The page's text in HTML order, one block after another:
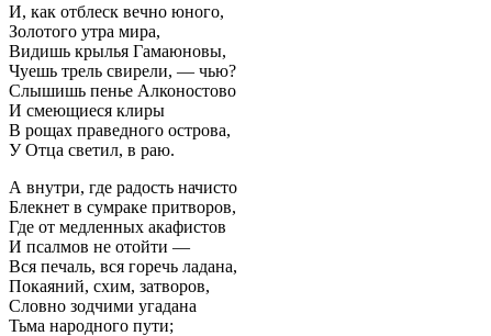
И, как отблеск вечно юного,
Золотого утра мира,
Видишь крылья Гамаюновы,
Чуешь трель свирели, — чью?
Слышишь пенье Алконостово
И смеющиеся клиры
В рощах праведного острова,
У Отца светил, в раю.
А внутри, где радость начисто
Блекнет в сумраке притворов,
Где от медленных акафистов
И псалмов не отойти —
Вся печаль, вся горечь ладана,
Покаяний, схим, затворов,
Словно зодчими угадана
Тьма народного пути;